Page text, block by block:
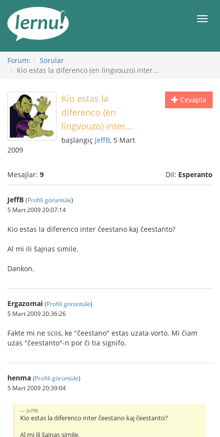
Görüntüleme
Forum:
Sorular
Kio estas la diferenco (en lingvouzo) inter...
Cevapla
Kio estas la
diferenco (en
lingvouzo) inter...
başlangıç JeffB, 5 Mart
2009
Mesajlar: 9 Dil: Esperanto
JeffB (Profili görüntüle)
5 Mart 2009 20:07:14
Kio estas la diferenco inter ĉeestano kaj ĉeestanto?
Al mi ili ŝajnas simile.
Dankon.
Ergazomai (Profili görüntüle)
5 Mart 2009 20:36:26
Fakte mi ne sciis, ke "ĉeestano" estas uzata vorto. Mi ĉiam
uzas "ĉeestanto"-n por ĉi tia signifo.
henma (Profili görüntüle)
5 Mart 2009 20:39:04
JeffB:
Kio estas la diferenco inter ĉeestano kaj ĉeestanto?
Al mi ili ŝajnas simile.